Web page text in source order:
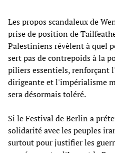
Les propos scandaleux de
prise de position de
Palestiniens révèlent à quel
sert pas de contrepoids à la
piliers essentiels, renforçant
dirigeante et l'impérialisme
sera désormais toléré.
Si le Festival de Berlin a
solidarité avec les peuples
surtout pour justifier les